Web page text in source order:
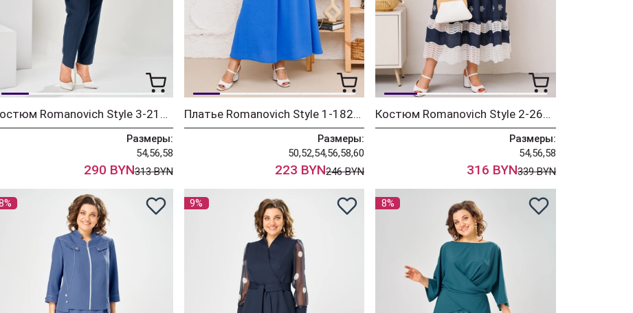
Костюм Romanovich Style 3-2161 синий
Размеры:
54,56,58
290 BYN313 BYN
Платье Romanovich Style 1-1826 джинс
Размеры:
50,52,54,56,58,60
223 BYN246 BYN
Костюм Romanovich Style 2-2676
Размеры:
54,56,58
316 BYN339 BYN
9% 8%